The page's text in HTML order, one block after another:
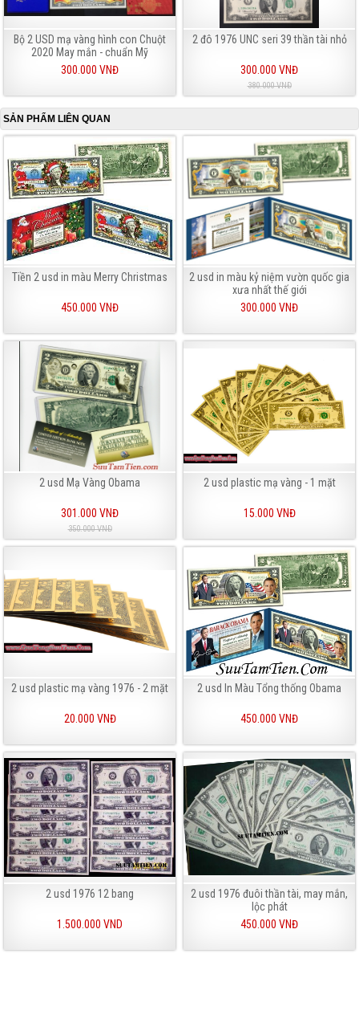
Bộ 2 USD mạ vàng hình con Chuột
2020 May mắn - chuẩn Mỹ
300.000 VNĐ
2 đô 1976 UNC seri 39 thần tài nhỏ
300.000 VNĐ
380.000 VNĐ
SẢN PHẨM LIÊN QUAN
Tiền 2 usd in màu Merry Christmas
450.000 VNĐ
2 usd in màu kỷ niệm vườn quốc gia
xưa nhất thế giới
300.000 VNĐ
2 usd Mạ Vàng Obama
301.000 VNĐ
350.000 VNĐ
2 usd plastic mạ vàng - 1 mặt
15.000 VNĐ
2 usd plastic mạ vàng 1976 - 2 mặt
20.000 VNĐ
2 usd In Màu Tổng thống Obama
450.000 VNĐ
2 usd 1976 12 bang
1.500.000 VND
2 usd 1976 đuôi thần tài, may mắn,
lộc phát
450.000 VNĐ